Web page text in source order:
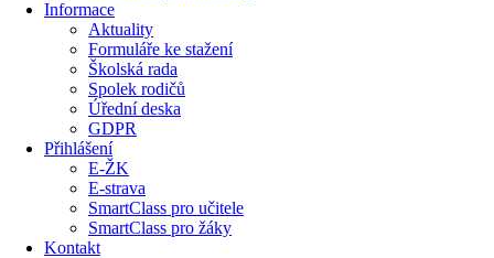
Informace
Aktuality
Formuláře ke stažení
Školská rada
Spolek rodičů
Úřední deska
GDPR
Přihlášení
E-ŽK
E-strava
SmartClass pro učitele
SmartClass pro žáky
Kontakt